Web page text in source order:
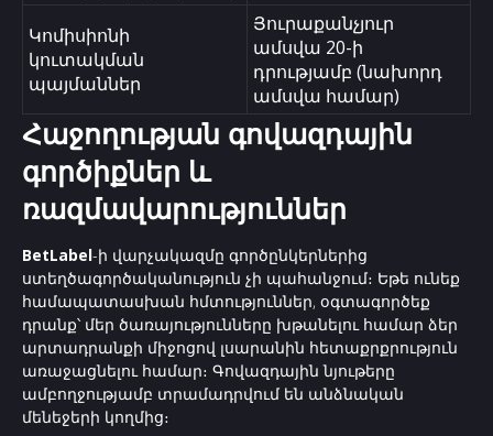
Կոմիսիոնի
կուտակման
պայմաններ
Յուրաքանչյուր
ամսվա 20-ի
դրությամբ (նախորդ
ամսվա համար)
Հաջողության գովազդային
գործիքներ և
ռազմավարություններ
BetLabel-ի վարչակազմը գործընկերներից
ստեղծագործականություն չի պահանջում։ Եթե ունեք
համապատասխան հմտություններ, օգտագործեք
դրանք՝ մեր ծառայությունները խթանելու համար ձեր
արտադրանքի միջոցով լսարանին հետաքրքրություն
առաջացնելու համար։ Գովազդային նյութերը
ամբողջությամբ տրամադրվում են անձնական
մենեջերի կողմից։